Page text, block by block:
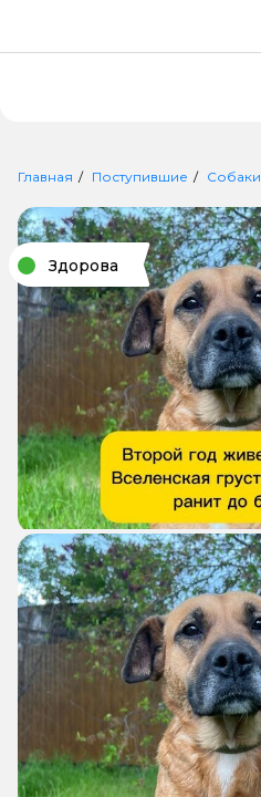
Главная Поступившие Собаки
Здорова